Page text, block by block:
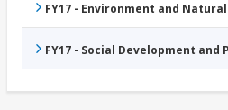
FY17 - Environment and
FY17 - Social Development and